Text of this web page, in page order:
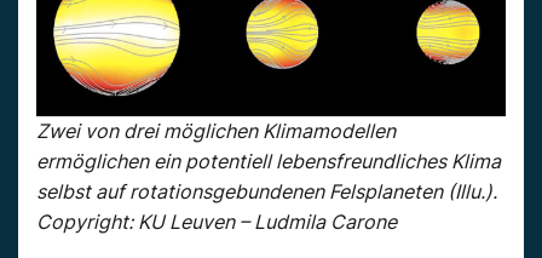
Zwei von drei möglichen Klimamodellen
ermöglichen ein potentiell lebensfreundliches Klima
selbst auf rotationsgebundenen Felsplaneten (Illu.).
Copyright: KU Leuven – Ludmila Carone